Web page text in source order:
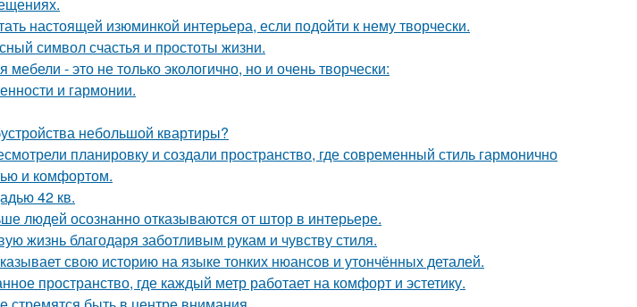
настоящей изюминкой интерьера, если подойти к нему творчески.
символ счастья и простоты жизни.
- это не только экологично, но и очень творчески:
и гармонии.
небольшой квартиры?
планировку и создали пространство, где современный стиль гармонично
и комфортом.
42 кв.
людей осознанно отказываются от штор в интерьере.
жизнь благодаря заботливым рукам и чувству стиля.
свою историю на языке тонких нюансов и утончённых деталей.
пространство, где каждый метр работает на комфорт и эстетику.